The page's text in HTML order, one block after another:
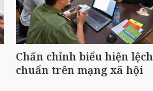
Chấn chỉnh biểu hiện lệch
chuẩn trên mạng xã hội